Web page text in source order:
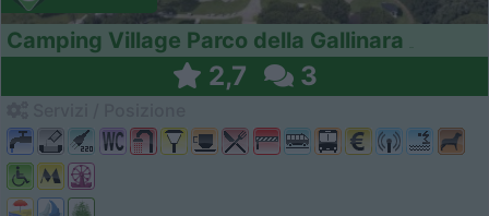
Camping Village Parco della Gallinara
2,7 3